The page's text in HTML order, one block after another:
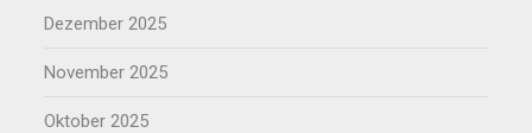
Dezember 2025
November 2025
Oktober 2025